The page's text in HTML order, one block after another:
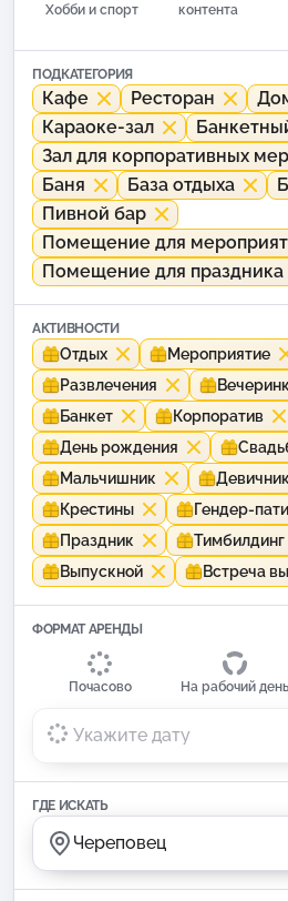
Хобби и спорт
контента
ПОДКАТЕГОРИЯ
Кафе Ресторан
Караоке-зал
Зал для корпоративных
Баня
База отдыха
Пивной бар
Помещение для
Помещение для праздника
АКТИВНОСТИ
Отдых
Мероприятие
Развлечения
Банкет
Корпоратив
День рождения
Мальчишник
Девичник
Крестины
Гендер-пати
Праздник
Тимбилдинг
Выпускной
Встреча
ФОРМАТ АРЕНДЫ
Почасово На рабочий день
Укажите дату
ГДЕ ИСКАТЬ
Череповец